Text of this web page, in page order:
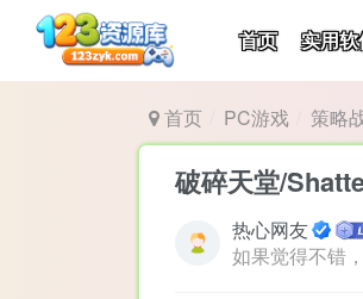
首页 实用软
首页 PC游戏 策略
破碎天堂/
热心网友
如果觉得不错